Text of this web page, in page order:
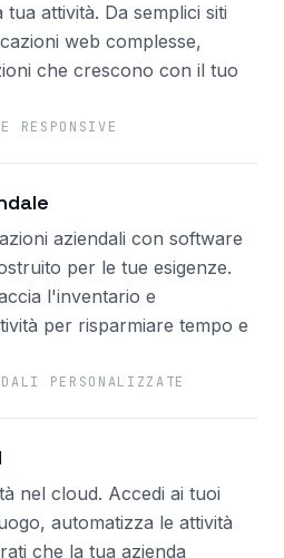
attività. Da semplici siti
web complesse,
che crescono con il tuo
RESPONSIVE
aziendali con software
per le tue esigenze.
l'inventario e
per risparmiare tempo e
PERSONALIZZATE
nel cloud. Accedi ai tuoi
automatizza le attività
che la tua azienda